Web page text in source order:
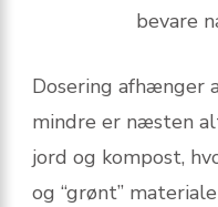
bevare
Dosering afhænger
mindre er næsten
jord og kompost,
og “grønt”